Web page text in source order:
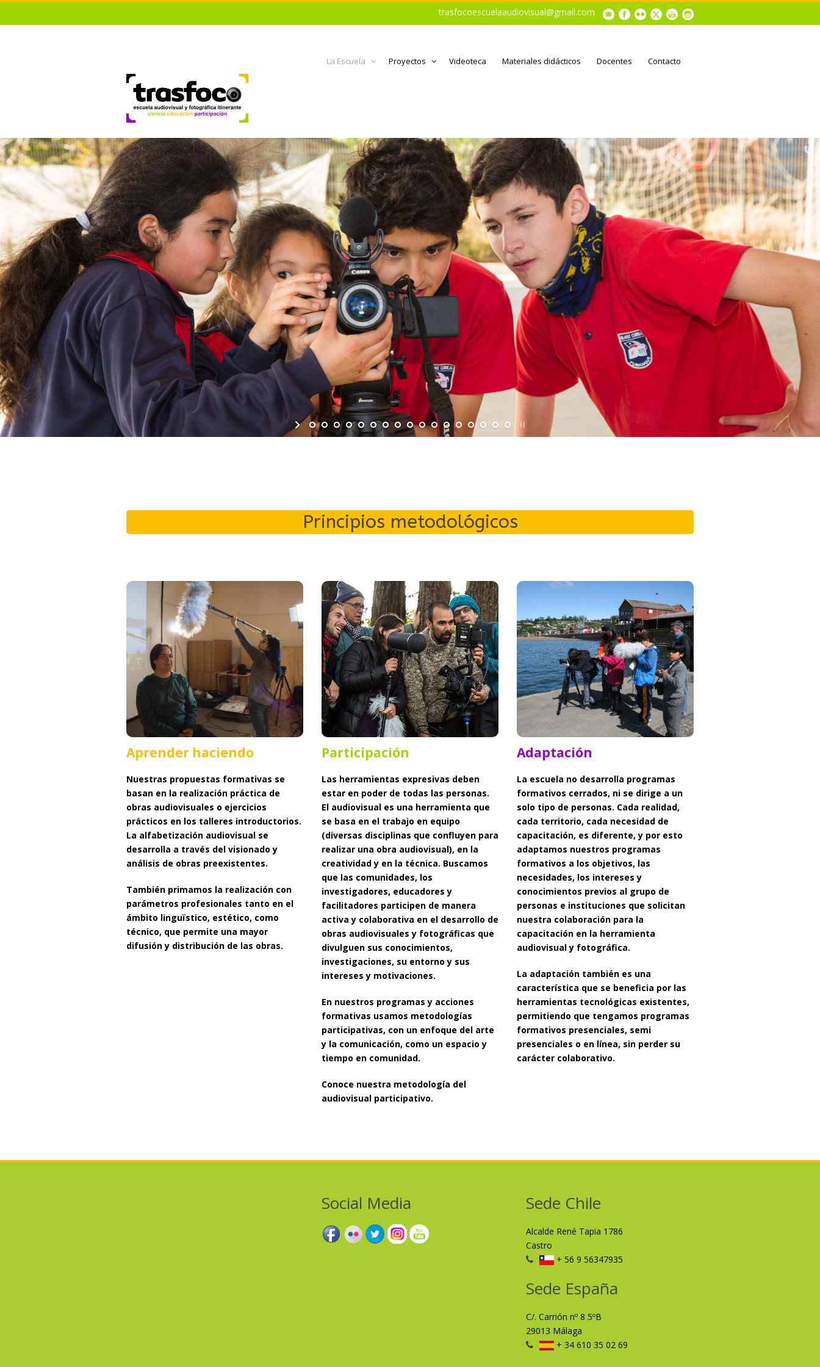
trasfocoescuelaaudiovisual@gmail.com
La Escuela Proyectos Videoteca Materiales didácticos Docentes Contacto
Principios metodológicos
Aprender
haciendo
Aprender haciendo
Nuestras propuestas formativas se
basan en la realización práctica de
obras audiovisuales o ejercicios
prácticos en los talleres introductorios.
La alfabetización audiovisual se
desarrolla a través del visionado y
análisis de obras preexistentes.
También primamos la realización con
parámetros profesionales tanto en el
ámbito linguïstico, estético, como
técnico, que permite una mayor
difusión y distribución de las obras.
Participación
Participación
Las herramientas expresivas deben
estar en poder de todas las personas.
El audiovisual es una herramienta que
se basa en el trabajo en equipo
(diversas disciplinas que confluyen para
realizar una obra audiovisual), en la
creatividad y en la técnica. Buscamos
que las comunidades, los
investigadores, educadores y
facilitadores participen de manera
activa y colaborativa en el desarrollo de
obras audiovisuales y fotográficas que
divulguen sus conocimientos,
investigaciones, su entorno y sus
intereses y motivaciones.
En nuestros programas y acciones
formativas usamos metodologías
participativas, con un enfoque del arte
y la comunicación, como un espacio y
tiempo en comunidad.
Conoce nuestra metodología del
audiovisual participativo.
Adaptación
Adaptación
La escuela no desarrolla programas
formativos cerrados, ni se dirige a un
solo tipo de personas. Cada realidad,
cada territorio, cada necesidad de
capacitación, es diferente, y por esto
adaptamos nuestros programas
formativos a los objetivos, las
necesidades, los intereses y
conocimientos previos al grupo de
personas e instituciones que solicitan
nuestra colaboración para la
capacitación en la herramienta
audiovisual y fotográfica.
La adaptación también es una
característica que se beneficia por las
herramientas tecnológicas existentes,
permitiendo que tengamos programas
formativos presenciales, semi
presenciales o en línea, sin perder su
carácter colaborativo.
Social Media Sede Chile
Alcalde René Tapia 1786
Castro
+ 56 9 56347935
Sede España
C/. Carrión nº 8 5ºB
29013 Málaga
+ 34 610 35 02 69